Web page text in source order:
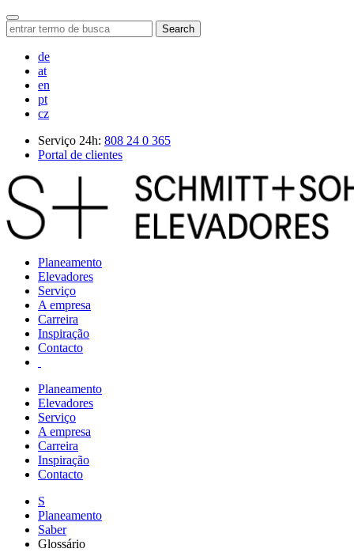
Search
de
at
en
pt
cz
Serviço 24h: 808 24 0 365
Portal de clientes
Planeamento
Elevadores
Serviço
A empresa
Carreira
Inspiração
Contacto
Planeamento
Elevadores
Serviço
A empresa
Carreira
Inspiração
Contacto
S
Planeamento
Saber
Glossário